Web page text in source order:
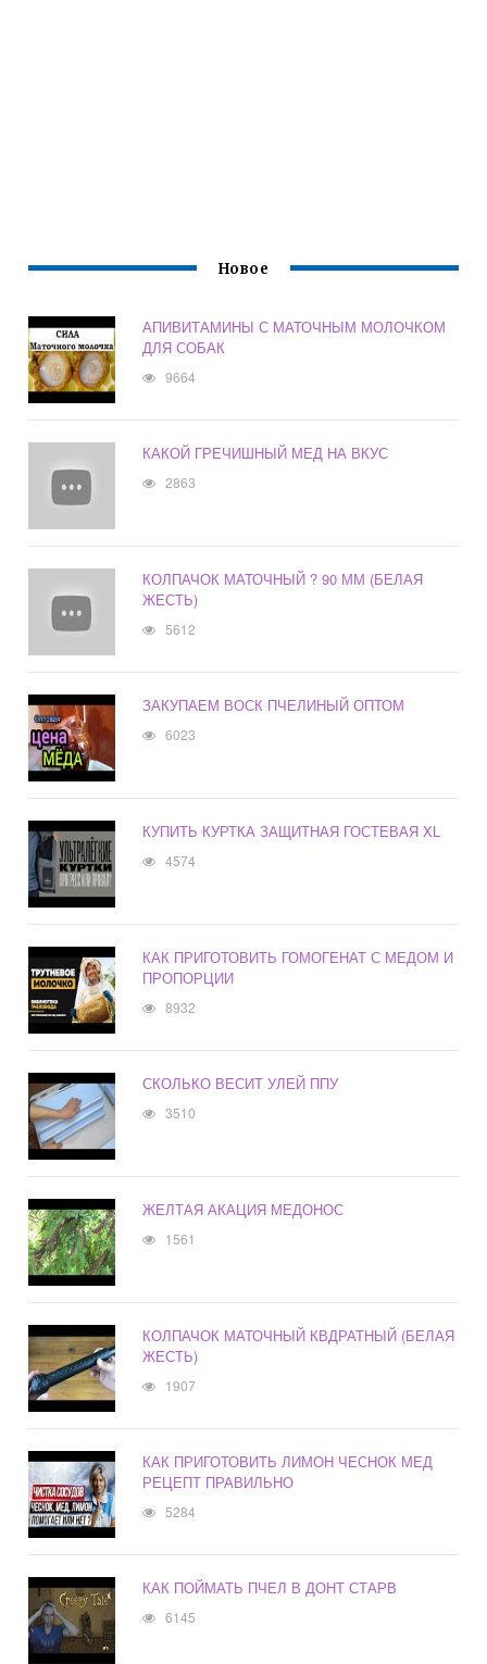
Новое
АПИВИТАМИНЫ С МАТОЧНЫМ МОЛОЧКОМ
ДЛЯ СОБАК
9664
КАКОЙ ГРЕЧИШНЫЙ МЕД НА ВКУС
2863
КОЛПАЧОК МАТОЧНЫЙ ? 90 ММ (БЕЛАЯ
ЖЕСТЬ)
5612
ЗАКУПАЕМ ВОСК ПЧЕЛИНЫЙ ОПТОМ
6023
КУПИТЬ КУРТКА ЗАЩИТНАЯ ГОСТЕВАЯ XL
4574
КАК ПРИГОТОВИТЬ ГОМОГЕНАТ С МЕДОМ И
ПРОПОРЦИИ
8932
СКОЛЬКО ВЕСИТ УЛЕЙ ППУ
3510
ЖЕЛТАЯ АКАЦИЯ МЕДОНОС
1561
КОЛПАЧОК МАТОЧНЫЙ КВДРАТНЫЙ (БЕЛАЯ
ЖЕСТЬ)
1907
КАК ПРИГОТОВИТЬ ЛИМОН ЧЕСНОК МЕД
РЕЦЕПТ ПРАВИЛЬНО
5284
КАК ПОЙМАТЬ ПЧЕЛ В ДОНТ СТАРВ
6145